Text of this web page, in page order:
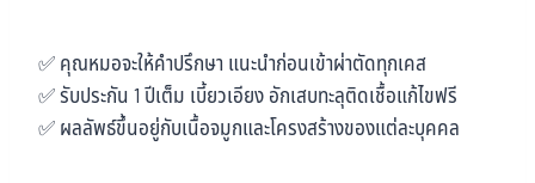
✅ คุณหมอจะให้คำปรึกษา แนะนำก่อนเข้าผ่าตัดทุกเคส
✅ รับประกัน 1 ปีเต็ม เบี้ยวเอียง อักเสบทะลุติดเชื้อแก้ไขฟรี
✅ ผลลัพธ์ขึ้นอยู่กับเนื้อจมูกและโครงสร้างของแต่ละบุคคล